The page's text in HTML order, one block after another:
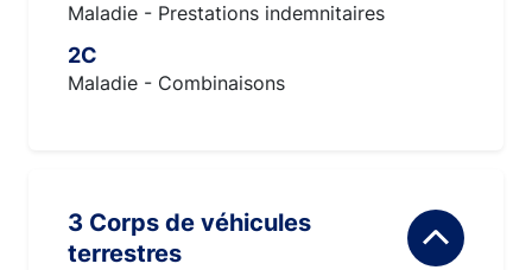
Maladie - Prestations indemnitaires
2C
Maladie - Combinaisons
3 Corps de véhicules
terrestres